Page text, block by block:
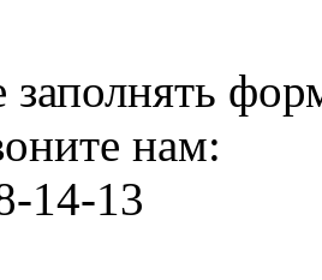
нам:
14-13